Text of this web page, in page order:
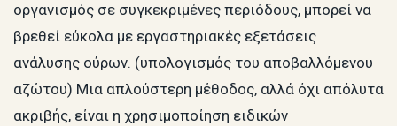
οργανισμός σε συγκεκριμένες περιόδους, μπορεί να
βρεθεί εύκολα με εργαστηριακές εξετάσεις
ανάλυσης ούρων. (υπολογισμός του αποβαλλόμενου
αζώτου) Μια απλούστερη μέθοδος, αλλά όχι απόλυτα
ακριβής, είναι η χρησιμοποίηση ειδικών